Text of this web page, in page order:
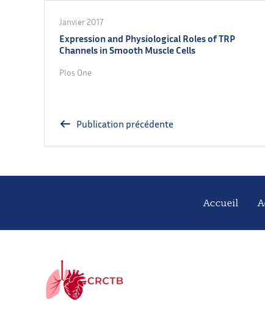
Janvier 2017
Expression and Physiological Roles of TRP
Channels in Smooth Muscle Cells
Plos One
Publication précédente
Accueil